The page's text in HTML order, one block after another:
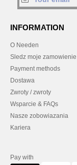
INFORMATION
O Needen
Sledz moje zamowienie
Payment methods
Dostawa
Zwroty / zwroty
Wsparcie & FAQs
Nasze zobowiazania
Kariera
Pay with